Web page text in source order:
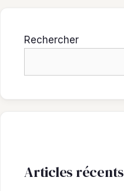
Rechercher
Articles récents